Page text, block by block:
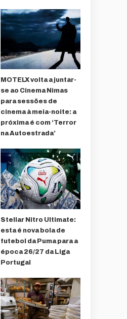
MOTELX volta a juntar-
se ao Cinema Nimas
para sessões de
cinema à meia-noite: a
próxima é com ‘Terror
na Autoestrada’
Stellar Nitro Ultimate:
esta é nova bola de
futebol da Puma para a
época 26/27 da Liga
Portugal